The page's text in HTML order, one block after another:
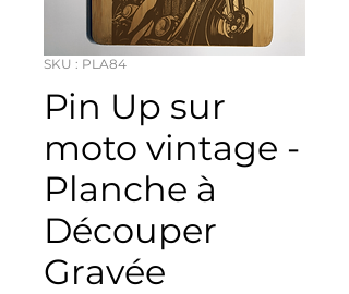
SKU : PLA84
Pin Up sur
moto vintage -
Planche à
Découper
Gravée